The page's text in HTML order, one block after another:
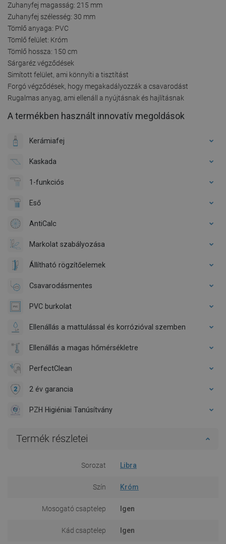
Zuhanyfej magasság: 215 mm
Zuhanyfej szélesség: 30 mm
Tömlő anyaga: PVC
Tömlő felület: Króm
Tömlő hossza: 150 cm
Sárgaréz végződések
Simított felület, ami könnyíti a tisztítást
Forgó végződések, hogy megakadályozzák a csavarodást
Rugalmas anyag, ami ellenáll a nyújtásnak és hajlításnak
A termékben használt innovatív megoldások
Kerámiafej
Kaskada
1-funkciós
Eső
AntiCalc
Markolat szabályozása
Állítható rögzítőelemek
Csavarodásmentes
PVC burkolat
Ellenállás a mattulással és korrózióval szemben
Ellenállás a magas hőmérsékletre
PerfectClean
2 év garancia
PZH Higiéniai Tanúsítvány
Termék részletei
Sorozat Libra
Szín Króm
Mosogató csaptelep Igen
Kád csaptelep Igen